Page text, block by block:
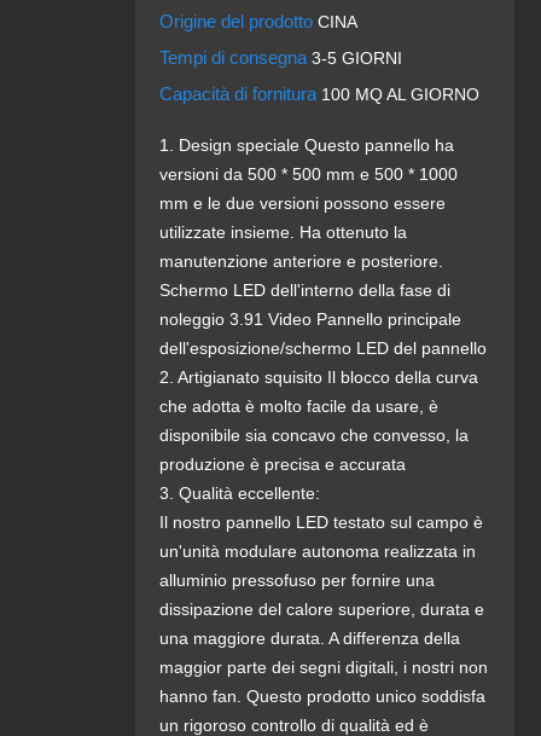
Origine del prodotto CINA
Tempi di consegna 3-5 GIORNI
Capacità di fornitura 100 MQ AL GIORNO
1. Design speciale Questo pannello ha
versioni da 500 * 500 mm e 500 * 1000
mm e le due versioni possono essere
utilizzate insieme. Ha ottenuto la
manutenzione anteriore e posteriore.
Schermo LED dell'interno della fase di
noleggio 3.91 Video Pannello principale
dell'esposizione/schermo LED del pannello
2. Artigianato squisito Il blocco della curva
che adotta è molto facile da usare, è
disponibile sia concavo che convesso, la
produzione è precisa e accurata
3. Qualità eccellente:
Il nostro pannello LED testato sul campo è
un'unità modulare autonoma realizzata in
alluminio pressofuso per fornire una
dissipazione del calore superiore, durata e
una maggiore durata. A differenza della
maggior parte dei segni digitali, i nostri non
hanno fan. Questo prodotto unico soddisfa
un rigoroso controllo di qualità ed è